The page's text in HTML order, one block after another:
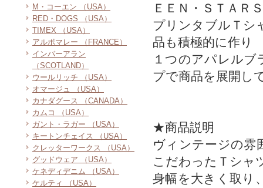
M・コーエン （USA）
RED・DOGS （USA）
TIMEX （USA）
アルボマレー （FRANCE）
インバーアラン
（SCOTLAND）
ウールリッチ （USA）
オマージュ （USA）
カナダグース （CANADA）
カムコ （USA）
ガント・ラガー （USA）
キートンチェイス （USA）
クレッターワークス （USA）
グッドウェア （USA）
ケネディデニム （USA）
ケルティ （USA）
ＥＥＮ・ＳＴＡＲ
プリンタブルＴシ
品も積極的に作り
１つのアパレルブ
プで商品を展開し
★商品説明
ヴィンテージの雰
こだわったＴシャ
身幅を大きく取り